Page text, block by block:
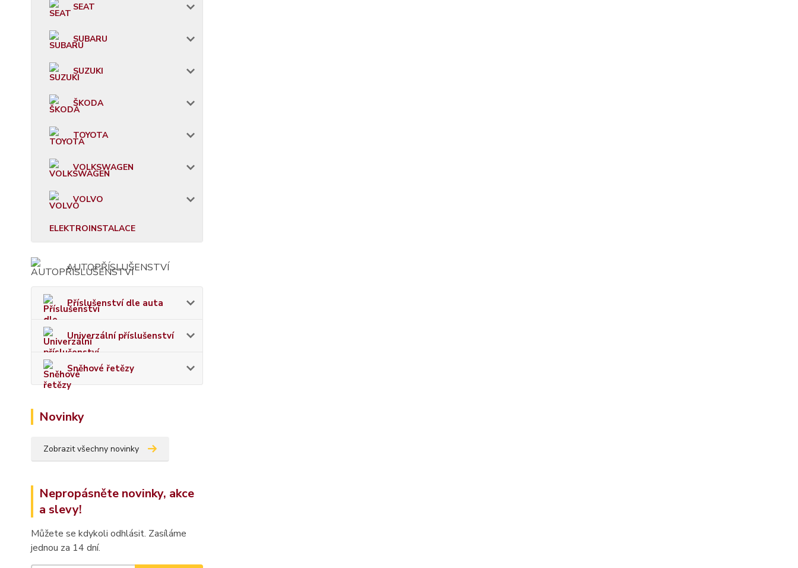
SEAT
SUBARU
SUZUKI
ŠKODA
TOYOTA
VOLKSWAGEN
VOLVO
ELEKTROINSTALACE
AUTOPŘÍSLUŠENSTVÍ
Příslušenství dle auta
Univerzální příslušenství
Sněhové řetězy
Novinky
Zobrazit všechny novinky
Nepropásněte novinky, akce
a slevy!
Můžete se kdykoli odhlásit. Zasíláme
jednou za 14 dní.